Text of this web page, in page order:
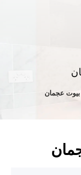
عجمان